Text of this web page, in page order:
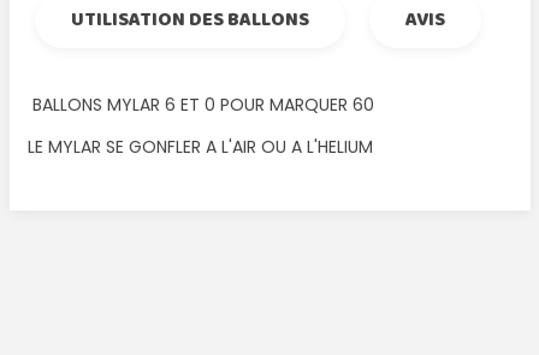
UTILISATION DES BALLONS
AVIS
BALLONS MYLAR 6 ET 0 POUR MARQUER 60
LE MYLAR SE GONFLER A L'AIR OU A L'HELIUM